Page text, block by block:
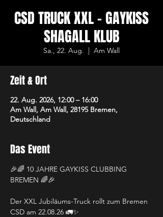
CSD TRUCK XXL - GAYKISS
SHAGALL KLUB
Sa., 22. Aug.
  |
Am Wall
Zeit & Ort
22. Aug. 2026, 12:00 – 16:00
Am Wall, Am Wall, 28195 Bremen,
Deutschland
Das Event
🎉🌈 10 JAHRE GAYKISS CLUBBING
BREMEN 🌈🎉
Der XXL Jubiläums-Truck rollt zum Bremen
CSD am 22.08.26 🚛✨